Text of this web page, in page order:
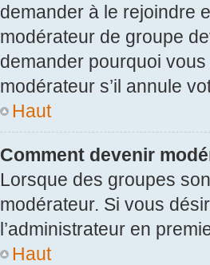
demander à le rejoindre
modérateur de groupe
demander pourquoi
modérateur s’il annule
Haut
Comment devenir
Lorsque des groupes
modérateur. Si vous
l’administrateur en
Haut